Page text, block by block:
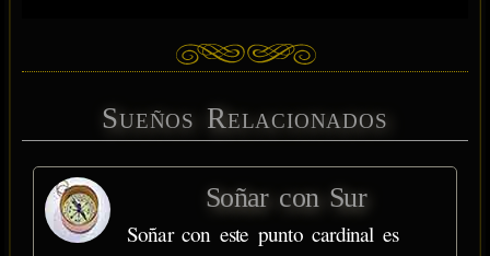
Sueños Relacionados
Soñar con Sur
Soñar con este punto cardinal es